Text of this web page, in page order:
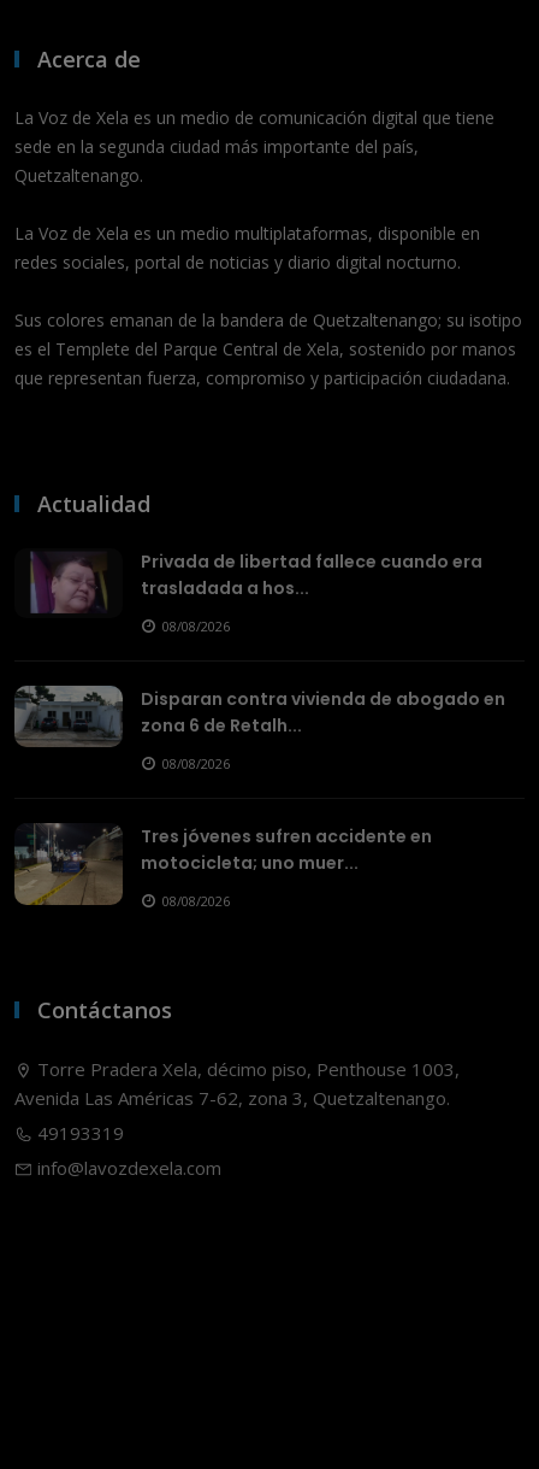
Acerca de
La Voz de Xela es un medio de comunicación digital que tiene
sede en la segunda ciudad más importante del país,
Quetzaltenango.
La Voz de Xela es un medio multiplataformas, disponible en
redes sociales, portal de noticias y diario digital nocturno.
Sus colores emanan de la bandera de Quetzaltenango; su isotipo
es el Templete del Parque Central de Xela, sostenido por manos
que representan fuerza, compromiso y participación ciudadana.
Actualidad
Privada de libertad fallece cuando era
trasladada a hos...
08/08/2026
Disparan contra vivienda de abogado en
zona 6 de Retalh...
08/08/2026
Tres jóvenes sufren accidente en
motocicleta; uno muer...
08/08/2026
Contáctanos
Torre Pradera Xela, décimo piso, Penthouse 1003,
Avenida Las Américas 7-62, zona 3, Quetzaltenango.
49193319
info@lavozdexela.com